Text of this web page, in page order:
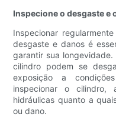
Inspecione o desgaste e
Inspecionar
desgaste e danos é
garantir sua
cilindro podem se
exposição a
inspecionar o
hidráulicas quanto a
ou dano.